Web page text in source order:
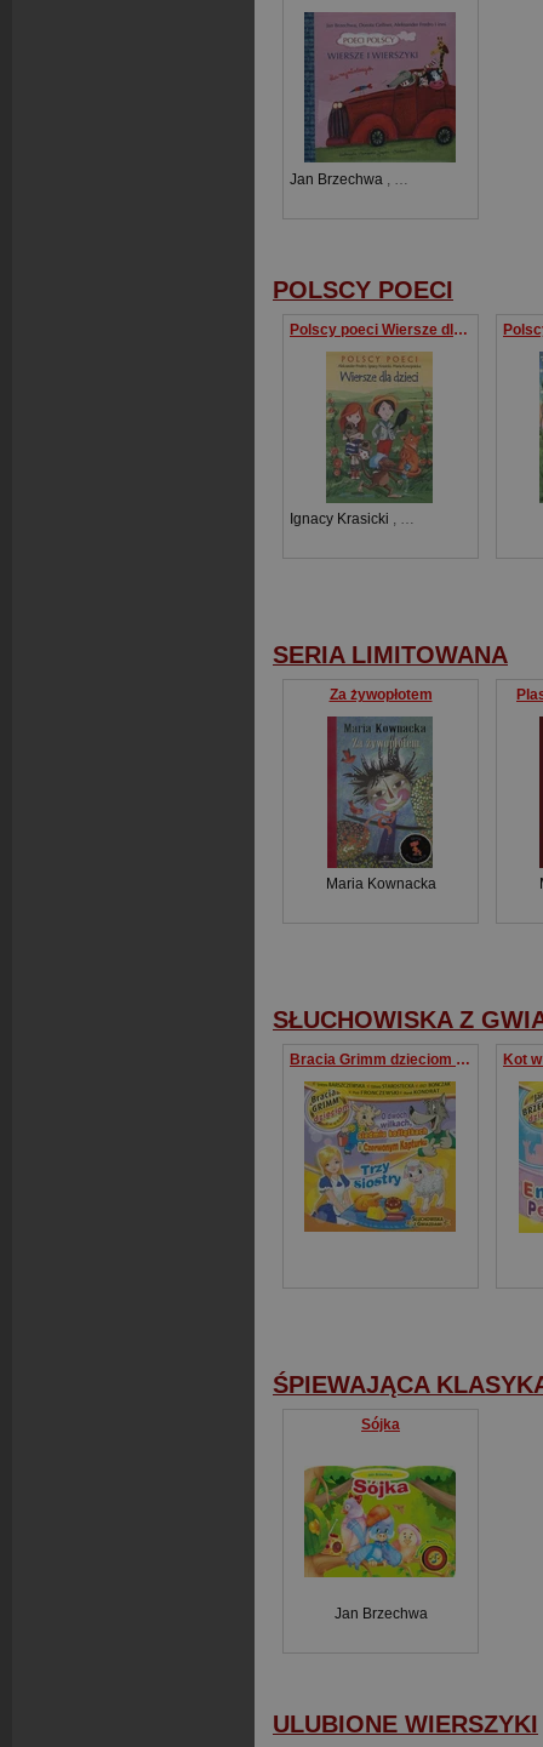
Jan Brzechwa , Dorota Gellner
POLSCY POECI
Polscy poeci Wiersze dla dzieci
Ignacy Krasicki , Aleksander Fredro
SERIA LIMITOWANA
Za żywopłotem
Maria Kownacka
SŁUCHOWISKA Z
Bracia Grimm dzieciom O dwóch wilkach, siedmiu koźlątkach i Czerwonym Kapturku / Trzy siostry
ŚPIEWAJĄCA
Sójka
Jan Brzechwa
ULUBIONE WIERSZYKI